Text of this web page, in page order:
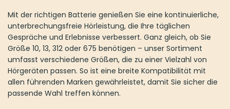
Mit der richtigen Batterie genießen Sie eine kontinuierliche,
unterbrechungsfreie Hörleistung, die Ihre täglichen
Gespräche und Erlebnisse verbessert. Ganz gleich, ob Sie
Größe 10, 13, 312 oder 675 benötigen – unser Sortiment
umfasst verschiedene Größen, die zu einer Vielzahl von
Hörgeräten passen. So ist eine breite Kompatibilität mit
allen führenden Marken gewährleistet, damit Sie sicher die
passende Wahl treffen können.